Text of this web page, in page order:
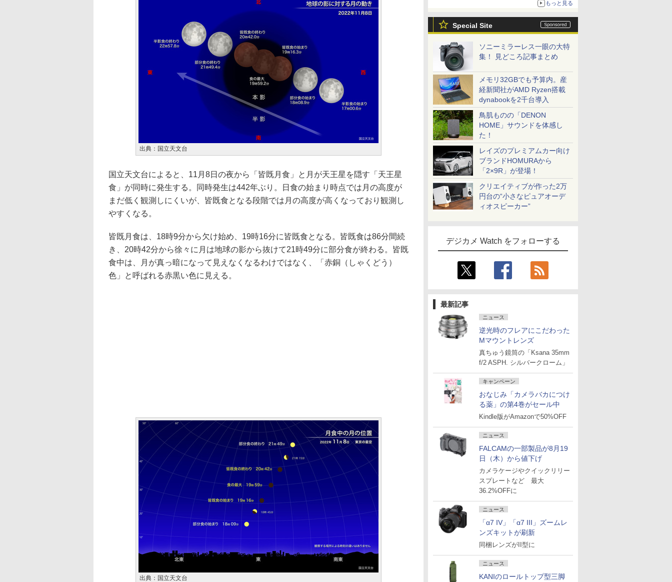
もっと見る
Special Site
ソニーミラーレス一眼の大特
集！ 見どころ記事まとめ
メモリ32GBでも予算内。産
経新聞社がAMD Ryzen搭載
dynabookを2千台導入
鳥肌ものの「DENON
HOME」サウンドを体感し
た！
レイズのプレミアムカー向け
ブランドHOMURAから
「2×9R」が登場！
クリエイティブが作った2万
円台の“小さなピュアオーデ
ィオスピーカー”
デジカメ Watch をフォローする
最新記事
ニュース
逆光時のフレアにこだわった
Mマウントレンズ
真ちゅう鏡筒の「Ksana 35mm
f/2 ASPH. シルバークローム」
キャンペーン
おなじみ「カメラバカにつけ
る薬」の第4巻がセール中
Kindle版がAmazonで50%OFF
ニュース
FALCAMの一部製品が8月19
日（木）から値下げ
カメラケージやクイックリリー
スプレートなど 最大
36.2%OFFに
ニュース
「α7 IV」「α7 III」ズームレ
ンズキットが刷新
同梱レンズがII型に
ニュース
KANIのロールトップ型三脚
出典：国立天文台
国立天文台によると、11月8日の夜から「皆既月食」と月が天王星を隠す「天王星
食」が同時に発生する。同時発生は442年ぶり。日食の始まり時点では月の高度が
まだ低く観測しにくいが、皆既食となる段階では月の高度が高くなっており観測し
やすくなる。
皆既月食は、18時9分から欠け始め、19時16分に皆既食となる。皆既食は86分間続
き、20時42分から徐々に月は地球の影から抜けて21時49分に部分食が終わる。皆既
食中は、月が真っ暗になって見えなくなるわけではなく、「赤銅（しゃくどう）
色」と呼ばれる赤黒い色に見える。
出典：国立天文台